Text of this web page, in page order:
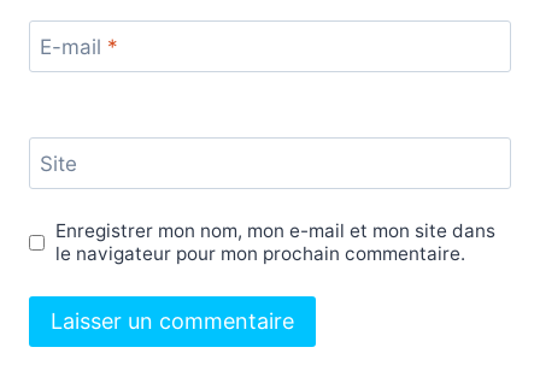
E-mail *
Site
Enregistrer mon nom, mon e-mail et mon site dans
le navigateur pour mon prochain commentaire.